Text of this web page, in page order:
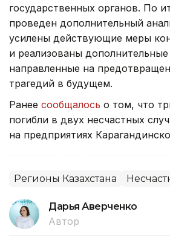
государственных органов. По
проведен дополнительный
усилены действующие меры
и реализованы
направленные на
трагедий в будущем.
Ранее сообщалось о том, что
погибли в двух несчастных
на предприятиях
Регионы Казахстана
Дарья Аверченко
Автор